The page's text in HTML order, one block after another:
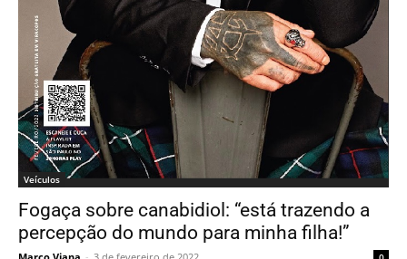
Veículos
Fogaça sobre canabidiol: “está trazendo a
percepção do mundo para minha filha!”